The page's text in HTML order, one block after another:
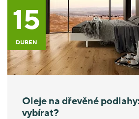
15
DUBEN
Oleje na dřevěné
vybírat?